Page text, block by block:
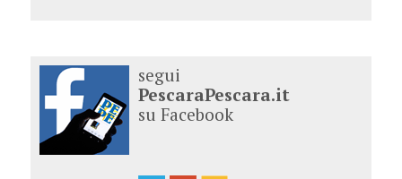
segui
PescaraPescara.it
su Facebook